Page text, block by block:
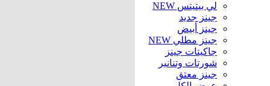
لي بيتيتس NEW
جينز جديد
جينز أبيض
جينز مطلي NEW
جاكيتات جينز
شورتات وتنانير
جينز معتق